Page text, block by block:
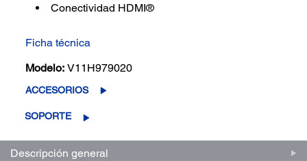
Conectividad HDMI®
Ficha técnica
Modelo: V11H979020
ACCESORIOS
SOPORTE
Descripción general